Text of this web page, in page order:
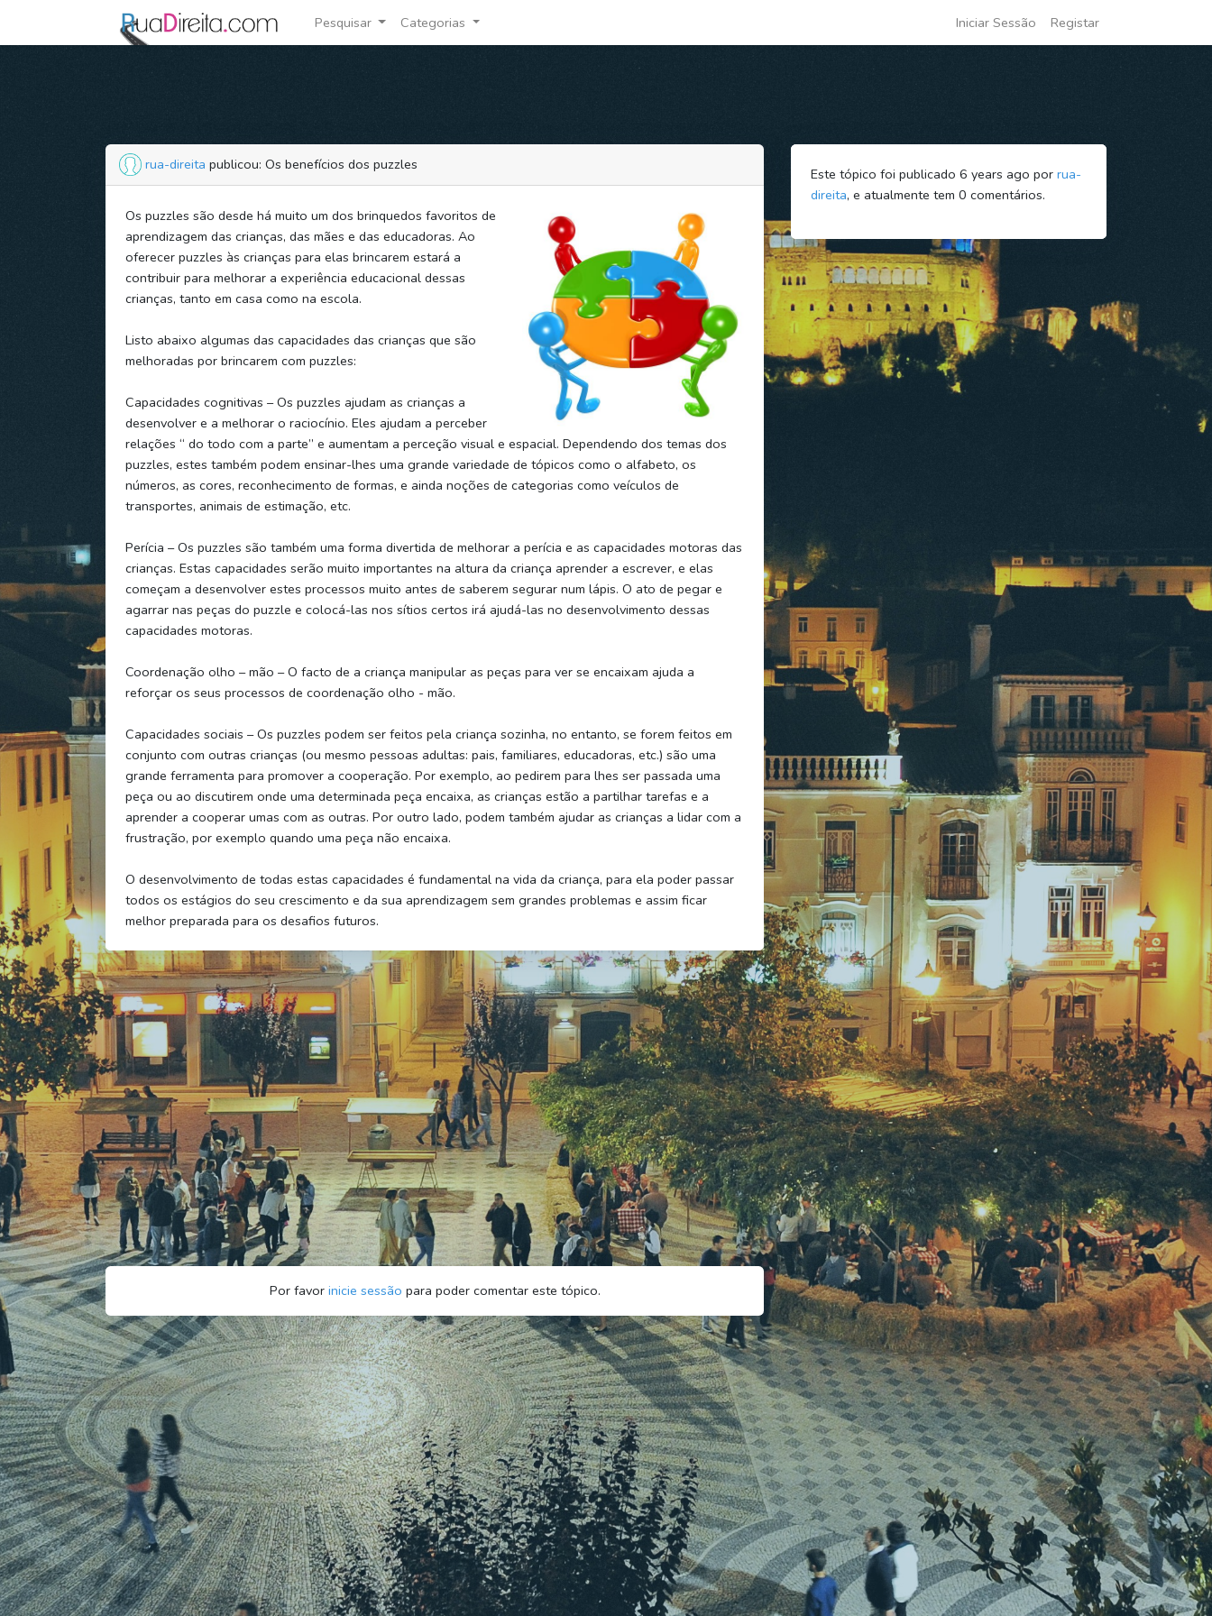
Pesquisar Categorias Iniciar Sessão Registar
rua-direita publicou: Os benefícios dos puzzles
Os puzzles são desde há muito um dos brinquedos favoritos de
aprendizagem das crianças, das mães e das educadoras. Ao
oferecer puzzles às crianças para elas brincarem estará a
contribuir para melhorar a experiência educacional dessas
crianças, tanto em casa como na escola.
Listo abaixo algumas das capacidades das crianças que são
melhoradas por brincarem com puzzles:
Capacidades cognitivas – Os puzzles ajudam as crianças a
desenvolver e a melhorar o raciocínio. Eles ajudam a perceber
relações “ do todo com a parte” e aumentam a perceção visual e espacial. Dependendo dos temas dos
puzzles, estes também podem ensinar-lhes uma grande variedade de tópicos como o alfabeto, os
números, as cores, reconhecimento de formas, e ainda noções de categorias como veículos de
transportes, animais de estimação, etc.
Perícia – Os puzzles são também uma forma divertida de melhorar a perícia e as capacidades motoras das
crianças. Estas capacidades serão muito importantes na altura da criança aprender a escrever, e elas
começam a desenvolver estes processos muito antes de saberem segurar num lápis. O ato de pegar e
agarrar nas peças do puzzle e colocá-las nos sítios certos irá ajudá-las no desenvolvimento dessas
capacidades motoras.
Coordenação olho – mão – O facto de a criança manipular as peças para ver se encaixam ajuda a
reforçar os seus processos de coordenação olho - mão.
Capacidades sociais – Os puzzles podem ser feitos pela criança sozinha, no entanto, se forem feitos em
conjunto com outras crianças (ou mesmo pessoas adultas: pais, familiares, educadoras, etc.) são uma
grande ferramenta para promover a cooperação. Por exemplo, ao pedirem para lhes ser passada uma
peça ou ao discutirem onde uma determinada peça encaixa, as crianças estão a partilhar tarefas e a
aprender a cooperar umas com as outras. Por outro lado, podem também ajudar as crianças a lidar com a
frustração, por exemplo quando uma peça não encaixa.
O desenvolvimento de todas estas capacidades é fundamental na vida da criança, para ela poder passar
todos os estágios do seu crescimento e da sua aprendizagem sem grandes problemas e assim ficar
melhor preparada para os desafios futuros.
Por favor inicie sessão para poder comentar este tópico.
Este tópico foi publicado 6 years ago por rua-
direita, e atualmente tem 0 comentários.